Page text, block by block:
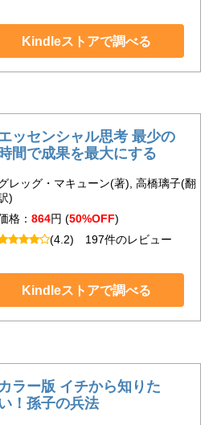
Kindleストアで調べる
ッセンシャル思考 最少の
間で成果を最大にする
レッグ・マキューン(著), 高橋璃子(翻
)
格： 864円 (50%OFF)
(4.2) 197件のレビュー
Kindleストアで調べる
カラー版 イチから知りた
！孫子の兵法